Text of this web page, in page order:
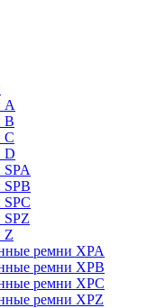
A
B
C
D
Z
ремни XPA
ремни XPB
ремни XPC
ремни XPZ